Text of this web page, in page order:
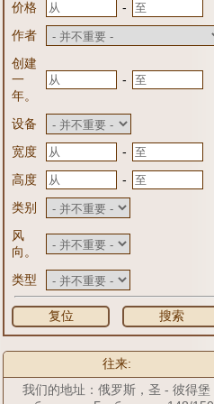
价格
-
作者
创建
一
年。
-
设备
宽度
-
高度
-
类别
风
向。
类型
复位 搜索
往来:
我们的地址：俄罗斯，圣 - 彼得堡